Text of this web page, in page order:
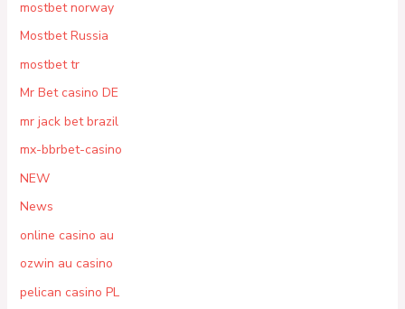
mostbet norway
Mostbet Russia
mostbet tr
Mr Bet casino DE
mr jack bet brazil
mx-bbrbet-casino
NEW
News
online casino au
ozwin au casino
pelican casino PL